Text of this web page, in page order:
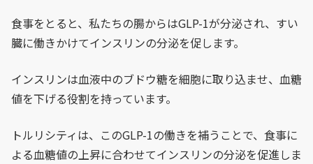
食事をとると、私たちの腸からはGLP-1が分泌され、すい
臓に働きかけてインスリンの分泌を促します。
インスリンは血液中のブドウ糖を細胞に取り込ませ、血糖
値を下げる役割を持っています。
トルリシティは、このGLP-1の働きを補うことで、食事に
よる血糖値の上昇に合わせてインスリンの分泌を促進しま